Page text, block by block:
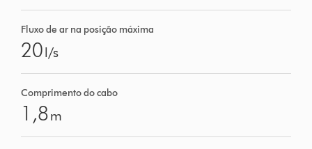
Fluxo de ar na posição máxima
20l/s
Comprimento do cabo
1,8m